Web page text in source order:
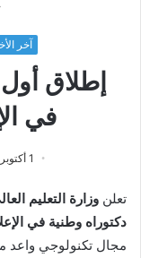
آخر
إطلاق
في
1 أكتوبر 2025
تعلن وزارة التعليم
دكتوراه وطنية في
مجال تكنولوجي واعد